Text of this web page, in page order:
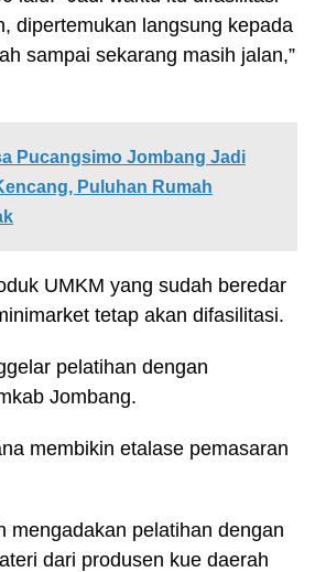
dipertemukan langsung kepada
sampai sekarang masih jalan,”
Pucangsimo Jombang Jadi
Puluhan Rumah
UMKM yang sudah beredar
tetap akan difasilitasi.
pelatihan dengan
Jombang.
membikin etalase pemasaran
mengadakan pelatihan dengan
dari produsen kue daerah